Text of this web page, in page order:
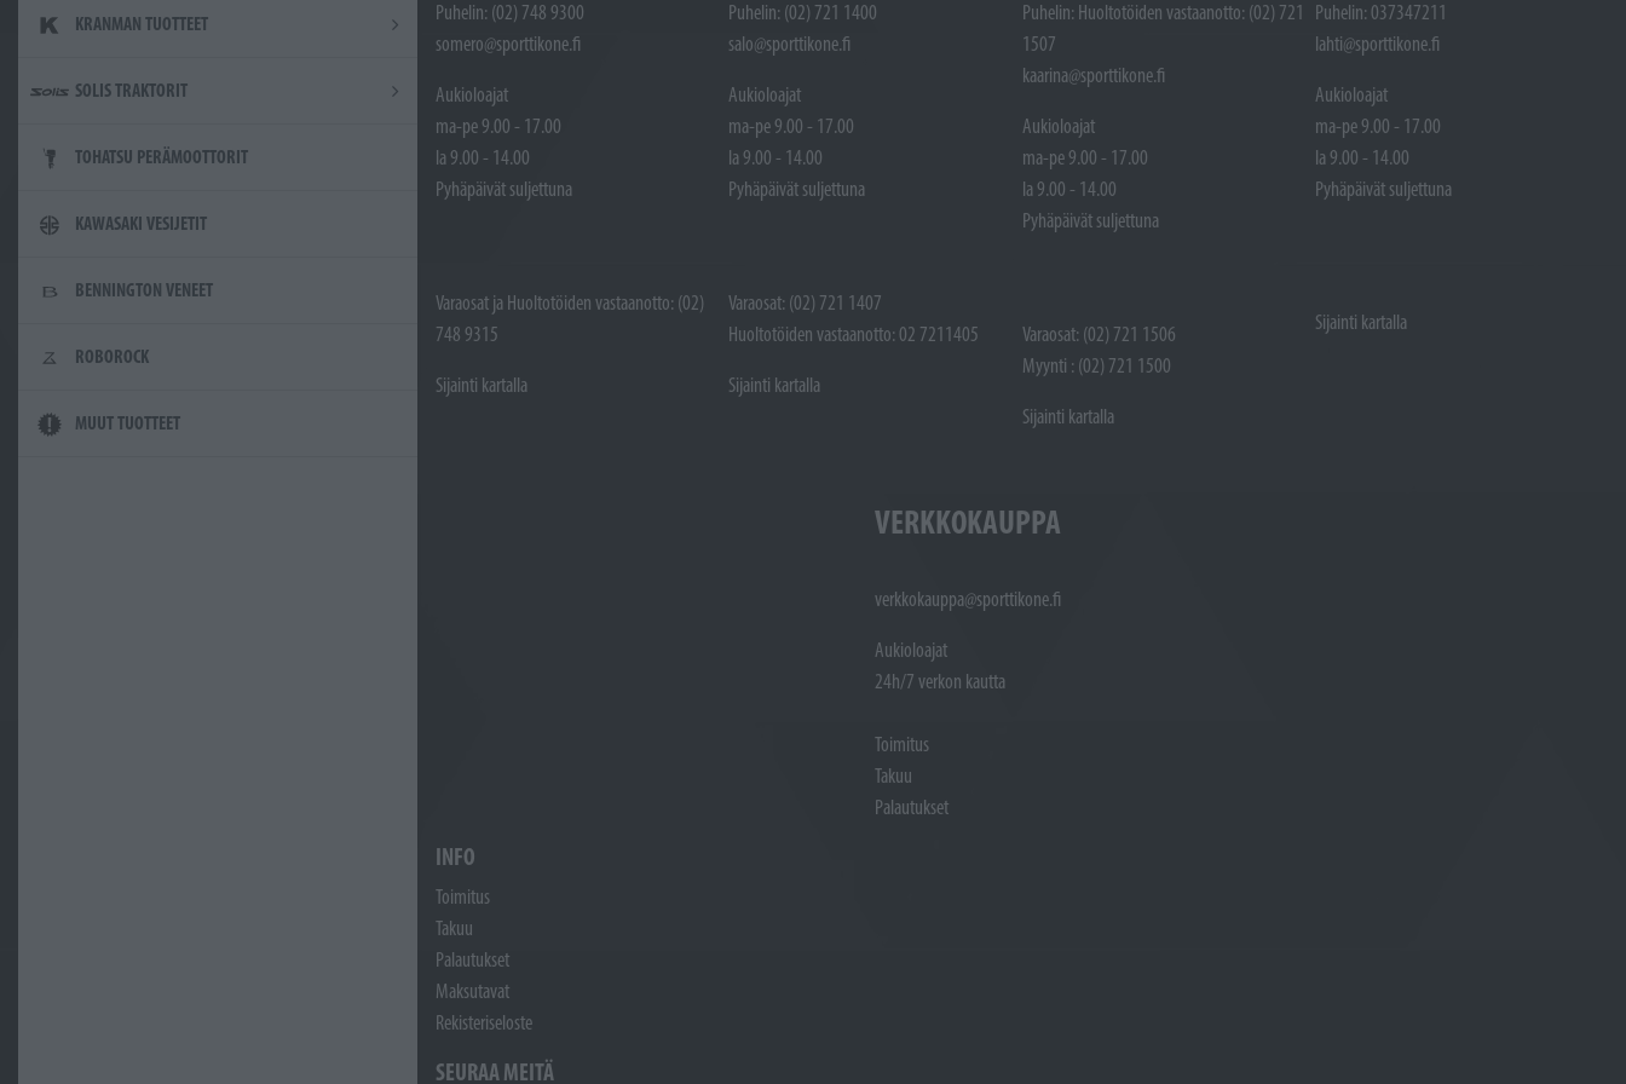
KRANMAN TUOTTEET
SOLIS TRAKTORIT
TOHATSU PERÄMOOTTORIT
KAWASAKI VESIJETIT
BENNINGTON VENEET
ROBOROCK
MUUT TUOTTEET
Puhelin: (02) 748 9300
somero@sporttikone.fi
Aukioloajat
ma-pe 9.00 - 17.00
la 9.00 - 14.00
Pyhäpäivät suljettuna
Varaosat ja Huoltotöiden vastaanotto: (02)
748 9315
Sijainti kartalla
Puhelin: (02) 721 1400
salo@sporttikone.fi
Aukioloajat
ma-pe 9.00 - 17.00
la 9.00 - 14.00
Pyhäpäivät suljettuna
Varaosat: (02) 721 1407
Huoltotöiden vastaanotto: 02 7211405
Sijainti kartalla
Puhelin: Huoltotöiden vastaanotto: (02) 721
1507
kaarina@sporttikone.fi
Aukioloajat
ma-pe 9.00 - 17.00
la 9.00 - 14.00
Pyhäpäivät suljettuna
Varaosat: (02) 721 1506
Myynti : (02) 721 1500
Sijainti kartalla
Puhelin: 037347211
lahti@sporttikone.fi
Aukioloajat
ma-pe 9.00 - 17.00
la 9.00 - 14.00
Pyhäpäivät suljettuna
Sijainti kartalla
VERKKOKAUPPA
verkkokauppa@sporttikone.fi
Aukioloajat
24h/7 verkon kautta
Toimitus
Takuu
Palautukset
INFO
Toimitus
Takuu
Palautukset
Maksutavat
Rekisteriseloste
SEURAA MEITÄ